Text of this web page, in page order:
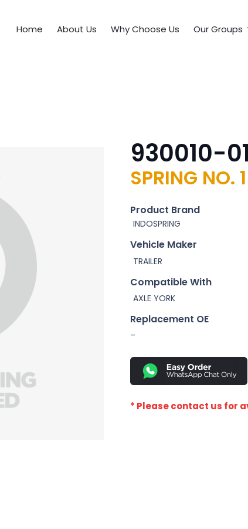
Home About Us Why Choose Us Our Groups
930010-01
SPRING NO. 1
Product Brand
INDOSPRING
Vehicle Maker
TRAILER
Compatible With
AXLE YORK
Replacement OE
–
* Please contact us for